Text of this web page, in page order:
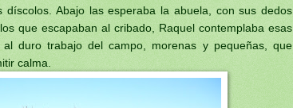
díscolos. Abajo las esperaba la abuela, con sus dedos
que escapaban al cribado, Raquel contemplaba esas
al duro trabajo del campo, morenas y pequeñas, que
calma.